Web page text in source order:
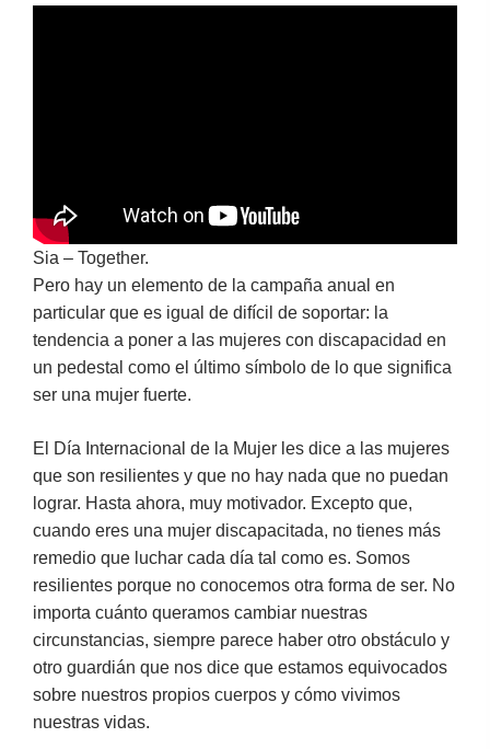
Sia – Together.
Pero hay un elemento de la campaña anual en
particular que es igual de difícil de soportar: la
tendencia a poner a las mujeres con discapacidad en
un pedestal como el último símbolo de lo que significa
ser una mujer fuerte.
El Día Internacional de la Mujer les dice a las mujeres
que son resilientes y que no hay nada que no puedan
lograr. Hasta ahora, muy motivador. Excepto que,
cuando eres una mujer discapacitada, no tienes más
remedio que luchar cada día tal como es. Somos
resilientes porque no conocemos otra forma de ser. No
importa cuánto queramos cambiar nuestras
circunstancias, siempre parece haber otro obstáculo y
otro guardián que nos dice que estamos equivocados
sobre nuestros propios cuerpos y cómo vivimos
nuestras vidas.